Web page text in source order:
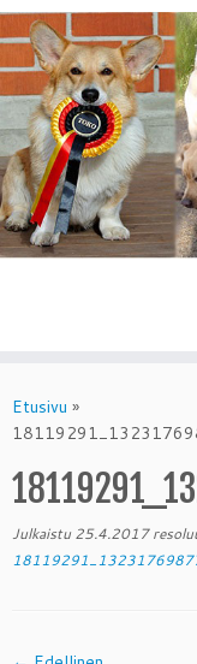
to
content
Etusivu »
Julkaistu 25.4.2017